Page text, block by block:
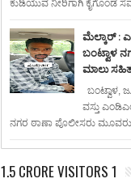
ಕುಡಿಯುವ ನೀರಿಗಾಗಿ ಕೈಗೊಂಡ
ಮೆಲ್ಕಾರ್ :
ಬಂಟ್ವಾಳ
ಮಾಲು
ಬಂಟ್ವಾಳ,
ವಸ್ತು
ನಗರ ಠಾಣಾ ಪೊಲೀಸರು
1.5 CRORE VISITORS 1